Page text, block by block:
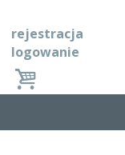
rejestracja
logowanie